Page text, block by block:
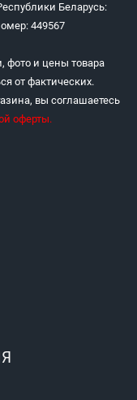
Беларусь:
449567
фото и цены товара
от фактических.
вы соглашаетесь
оферты.